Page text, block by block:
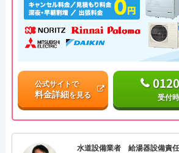
公式サイトで
料金詳細を見る 受付
水道設備業者 給湯器設備責